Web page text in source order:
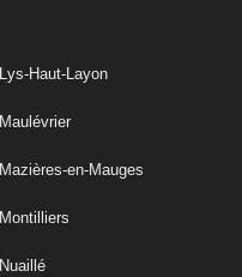
Lys-Haut-Layon
Maulévrier
Mazières-en-Mauges
Montilliers
Nuaillé